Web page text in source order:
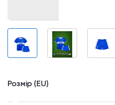
Розмір (EU)